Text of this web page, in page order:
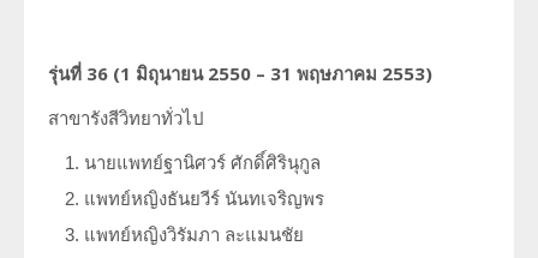
รุ่นที่ 36 (1 มิถุนายน 2550 – 31 พฤษภาคม 2553)
สาขารังสีวิทยาทั่วไป
นายแพทย์ฐานิศวร์ ศักดิ์ศิรินุกูล
แพทย์หญิงธันยวีร์ นันทเจริญพร
แพทย์หญิงวิรัมภา ละแมนชัย